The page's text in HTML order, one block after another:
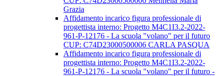
Grazia
Affidamento incarico figura professionale di
progettista interno: Progetto M4C1I3.2-2022-
961-P-12176 - La scuola "volano" per il futuro
CUP: C74D23000500006 CARLA PASQUA
Affidamento incarico figura professionale di
progettista interno: Progetto M4C1I3.2-2022-
961-P-12176 - La scuola "volano" per il futuro -